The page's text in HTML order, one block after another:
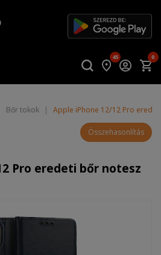
45 0
Bőr tokok | Apple iPhone 12/12 Pro
Összehasonlítás
Pro eredeti bőr notesz